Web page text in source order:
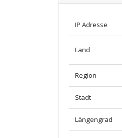
IP Adresse
Land
Region
Stadt
Längengrad